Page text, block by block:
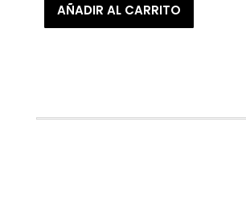
AÑADIR AL CARRITO